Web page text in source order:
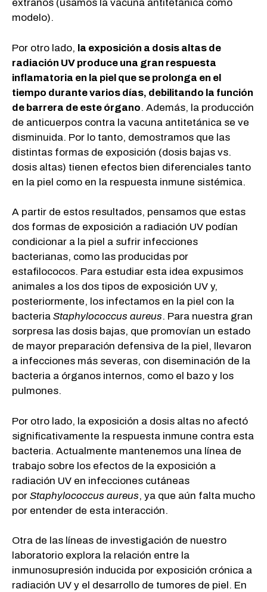
extraños (usamos la vacuna antitetánica como
modelo).
Por otro lado, la exposición a dosis altas de
radiación UV produce una gran respuesta
inflamatoria en la piel que se prolonga en el
tiempo durante varios días, debilitando la función
de barrera de este órgano. Además, la producción
de anticuerpos contra la vacuna antitetánica se ve
disminuida. Por lo tanto, demostramos que las
distintas formas de exposición (dosis bajas vs.
dosis altas) tienen efectos bien diferenciales tanto
en la piel como en la respuesta inmune sistémica.
A partir de estos resultados, pensamos que estas
dos formas de exposición a radiación UV podían
condicionar a la piel a sufrir infecciones
bacterianas, como las producidas por
estafilococos. Para estudiar esta idea expusimos
animales a los dos tipos de exposición UV y,
posteriormente, los infectamos en la piel con la
bacteria Staphylococcus aureus. Para nuestra gran
sorpresa las dosis bajas, que promovían un estado
de mayor preparación defensiva de la piel, llevaron
a infecciones más severas, con diseminación de la
bacteria a órganos internos, como el bazo y los
pulmones.
Por otro lado, la exposición a dosis altas no afectó
significativamente la respuesta inmune contra esta
bacteria. Actualmente mantenemos una línea de
trabajo sobre los efectos de la exposición a
radiación UV en infecciones cutáneas
por Staphylococcus aureus, ya que aún falta mucho
por entender de esta interacción.
Otra de las líneas de investigación de nuestro
laboratorio explora la relación entre la
inmunosupresión inducida por exposición crónica a
radiación UV y el desarrollo de tumores de piel. En